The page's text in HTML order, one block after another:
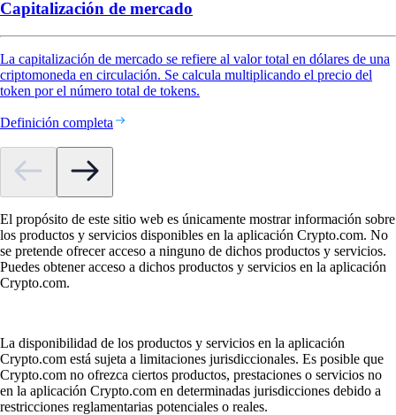
Capitalización de mercado
La capitalización de mercado se refiere al valor total en dólares de una
criptomoneda en circulación. Se calcula multiplicando el precio del
token por el número total de tokens.
Definición completa
El propósito de este sitio web es únicamente mostrar información sobre
los productos y servicios disponibles en la aplicación Crypto.com. No
se pretende ofrecer acceso a ninguno de dichos productos y servicios.
Puedes obtener acceso a dichos productos y servicios en la aplicación
Crypto.com.
La disponibilidad de los productos y servicios en la aplicación
Crypto.com está sujeta a limitaciones jurisdiccionales. Es posible que
Crypto.com no ofrezca ciertos productos, prestaciones o servicios no
en la aplicación Crypto.com en determinadas jurisdicciones debido a
restricciones reglamentarias potenciales o reales.